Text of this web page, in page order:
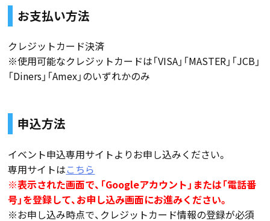
お支払い方法
クレジットカード決済
※使用可能なクレジットカードは「VISA」「MASTER」「JCB」
「Diners」「Amex」のいずれかのみ
申込方法
イベント申込専用サイトよりお申し込みください。
専用サイトはこちら
※表示された画面で、「Googleアカウント」または「電話番
号」を登録して、お申し込み画面にお進みください。
※お申し込み時点で、クレジットカード情報の登録が必須